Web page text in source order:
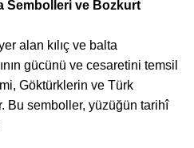
Sembolleri ve Bozkurt
alan kılıç ve balta
gücünü ve cesaretini temsil
Göktürklerin ve Türk
Bu semboller, yüzüğün tarihî